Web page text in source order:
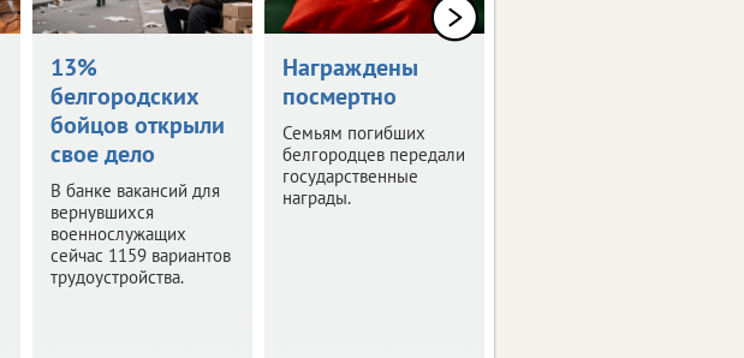
13%
белгородских
бойцов открыли
свое дело
В банке вакансий для
вернувшихся
военнослужащих
сейчас 1159 вариантов
трудоустройства.
Награждены
посмертно
Семьям погибших
белгородцев передали
государственные
награды.